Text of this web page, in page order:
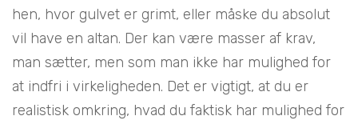
hen, hvor gulvet er grimt, eller måske du absolut
vil have en altan. Der kan være masser af krav,
man sætter, men som man ikke har mulighed for
at indfri i virkeligheden. Det er vigtigt, at du er
realistisk omkring, hvad du faktisk har mulighed for